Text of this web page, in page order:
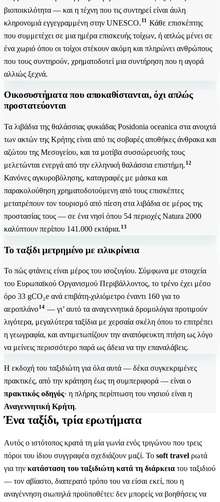
βιοποικιλότητα — και η τέχνη που τις συντηρεί είναι άυλη
κληρονομιά εγγεγραμμένη στην UNESCO. 11
Κάθε επισκέπτης
που συμμετέχει σε μια ημέρα επισκευής τοίχων, ή απλώς μένει σε
ένα χωριό όπου οι τοίχοι στέκουν ακόμη και πληρώνει ανθρώπους
που τους συντηρούν, χρηματοδοτεί μια συντήρηση που η αγορά
αλλιώς ξεχνά.
Οικοσυστήματα που αποκαθίστανται, όχι απλώς
προστατεύονται
Τα λιβάδια της θαλάσσιας φυκιάδας Posidonia oceanica στα ανοιχτά
των ακτών της Κρήτης είναι από τις σοβαρές αποθήκες άνθρακα και
αζώτου της Μεσογείου, και τα μοτίβα συσσώρευσής τους
μελετώνται ενεργά από την ελληνική θαλάσσια επιστήμη. 12
Κανόνες αγκυροβόλησης, καταγραφές με μάσκα και
παρακολούθηση χρηματοδοτούμενη από τους επισκέπτες
μετατρέπουν τον τουρισμό από πίεση στα λιβάδια σε μέρος της
προστασίας τους — σε ένα νησί όπου 54 περιοχές Natura 2000
καλύπτουν περίπου 141.000 εκτάρια. 13
Το ταξίδι μετρημένο με ειλικρίνεια
Το πώς φτάνεις είναι μέρος του ισοζυγίου. Σύμφωνα με στοιχεία
του Ευρωπαϊκού Οργανισμού Περιβάλλοντος, το τρένο έχει μέσο
όρο 33 gCO₂e ανά επιβάτη-χιλιόμετρο έναντι 160 για το
αεροπλάνο14 — γι’ αυτό τα αναγεννητικά δρομολόγια προτιμούν
λιγότερα, μεγαλύτερα ταξίδια με χερσαία σκέλη όπου το επιτρέπει
η γεωγραφία, και αντιμετωπίζουν την αναπόφευκτη πτήση ως λόγο
να μείνεις περισσότερο παρά ως άδεια να την επαναλάβεις.
Η εκδοχή του ταξιδιώτη για όλα αυτά — δέκα συγκεκριμένες
πρακτικές, από την κράτηση έως τη συμπεριφορά — είναι ο
πρακτικός οδηγός· η πλήρης περίπτωση του νησιού είναι η
Αναγεννητική Κρήτη.
Ένα ταξίδι, τρία ερωτήματα
Αυτός ο ιστότοπος κρατά τη μία γωνία ενός τριγώνου που τρεις
πόροι του ίδιου συγγραφέα σχεδιάζουν μαζί. Το soft travel ρωτά
για την κατάσταση του ταξιδιώτη κατά τη διάρκεια του ταξιδιού
— τον αβίαστο, διαπερατό τρόπο του να είσαι εκεί, που η
αναγέννηση σιωπηλά προϋποθέτει: δεν μπορείς να βοηθήσεις να